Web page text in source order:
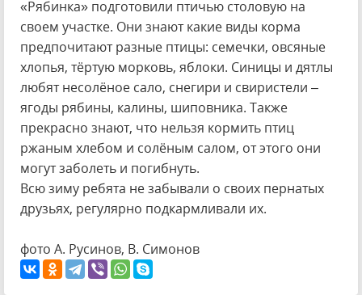
«Рябинка» подготовили птичью столовую на
своем участке. Они знают какие виды корма
предпочитают разные птицы: семечки, овсяные
хлопья, тёртую морковь, яблоки. Синицы и дятлы
любят несолёное сало, снегири и свиристели –
ягоды рябины, калины, шиповника. Также
прекрасно знают, что нельзя кормить птиц
ржаным хлебом и солёным салом, от этого они
могут заболеть и погибнуть.
Всю зиму ребята не забывали о своих пернатых
друзьях, регулярно подкармливали их.
фото А. Русинов, В. Симонов